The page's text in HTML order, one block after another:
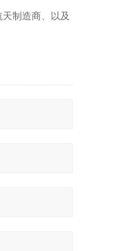
制造商、以及